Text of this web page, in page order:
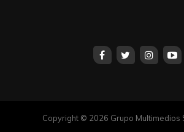
caraveo20162016@outlook.com
Copyright © 2026 Grupo Multimedios